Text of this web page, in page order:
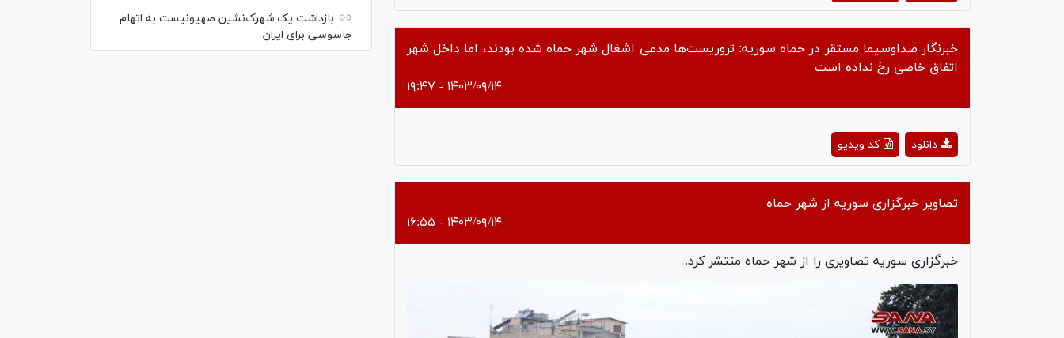
Video
خبرنگار صداوسیما مستقر در حماه سوریه: تروریست‌ها مدعی اشغال شهر حماه شده بودند، اما داخل شهر
اتفاق خاصی رخ نداده است
۱۴۰۳/۰۹/۱۴ - ۱۹:۴۷
Video
کد ویدیو دانلود
تصاویر خبرگزاری سوریه از شهر حماه
۱۴۰۳/۰۹/۱۴ - ۱۶:۵۵
خبرگزاری سوریه تصاویری را از شهر حماه منتشر کرد.
بازداشت یک شهرک‌نشین صهیونیست به اتهام
جاسوسی برای ایران